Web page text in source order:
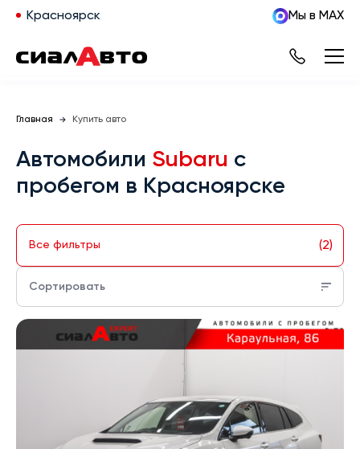
Красноярск Мы в MAX
Главная Купить авто
Автомобили Subaru с
пробегом в Красноярске
Все фильтры (2)
Сортировать